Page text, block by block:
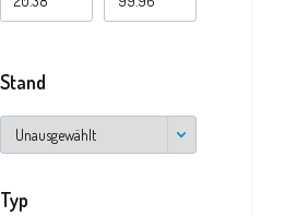
Stand
Typ